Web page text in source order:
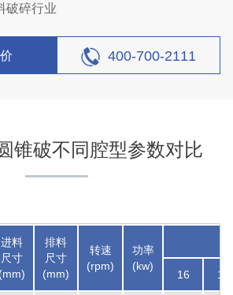
破碎行业
400-700-2111
锥破不同腔型参数对比
进料
尺寸
(mm)
排料
尺寸
(mm)
转速
(rpm)
功率
(kw)
16 19